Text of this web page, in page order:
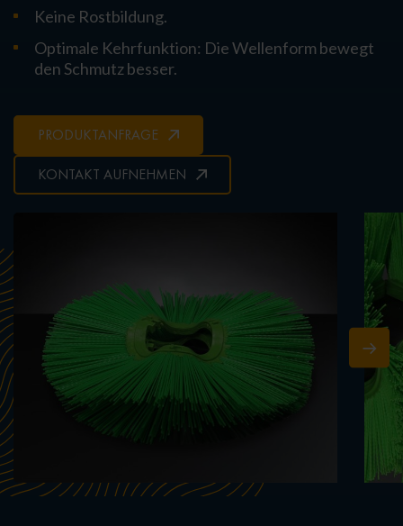
Keine Rostbildung.
Optimale Kehrfunktion: Die Wellenform bewegt
den Schmutz besser.
PRODUKTANFRAGE
KONTAKT AUFNEHMEN